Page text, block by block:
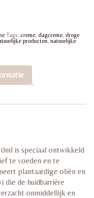
Tags: creme, dagcreme, droge
producten, natuurlijke
is speciaal ontwikkeld
te voeden en te
plantaardige oliën en
die de huidbarrière
onmiddellijk en